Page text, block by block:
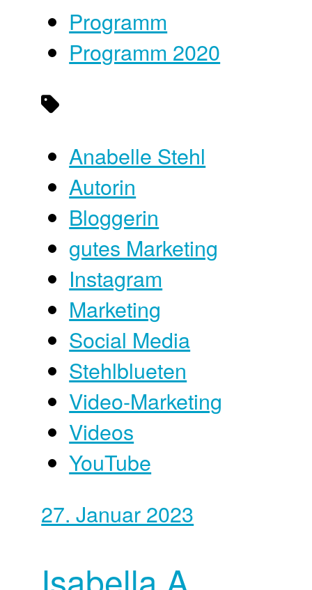
Programm
Programm 2020
Anabelle Stehl
Autorin
Bloggerin
gutes Marketing
Instagram
Marketing
Social Media
Stehlblueten
Video-Marketing
Videos
YouTube
27. Januar 2023